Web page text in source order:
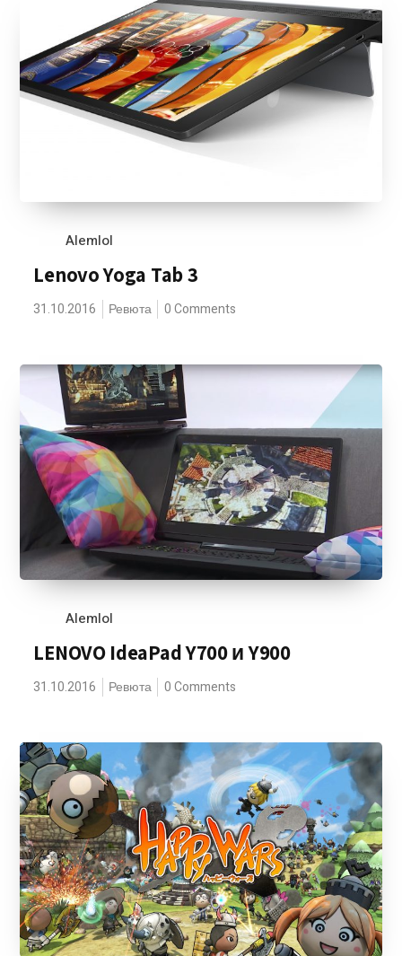
Alemlol
Lenovo Yoga Tab 3
31.10.2016 Ревюта 0 Comments
Alemlol
LENOVO IdeaPad Y700 и Y900
31.10.2016 Ревюта 0 Comments